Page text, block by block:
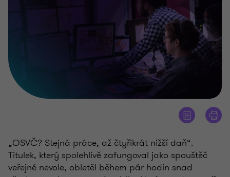
„OSVČ? Stejná práce, až čtyřikrát nižší daň“.
Titulek, který spolehlivě zafungoval jako spouštěč
veřejné nevole, obletěl během pár hodin snad